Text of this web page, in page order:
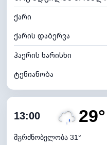
განათების ინდექსი
ღრუბლის სიმაღლე
ქარი
ქარის დაბერვა
ჰაერის ხარისხი
ტენიანობა
ღრუბლიანობა
ნამის წერტილი
13:00 29°
მგრძნობელობა 31°